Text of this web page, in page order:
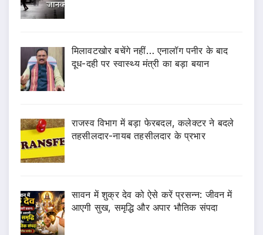
मिलावटखोर बचेंगे नहीं… एनालॉग पनीर के बाद
दूध-दही पर स्वास्थ्य मंत्री का बड़ा बयान
राजस्व विभाग में बड़ा फेरबदल, कलेक्टर ने बदले
तहसीलदार-नायब तहसीलदार के प्रभार
सावन में शुक्र देव को ऐसे करें प्रसन्न: जीवन में
आएगी सुख, समृद्धि और अपार भौतिक संपदा